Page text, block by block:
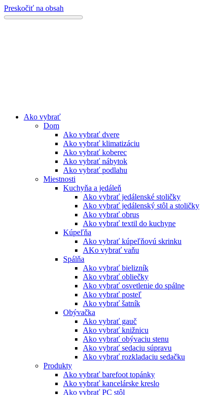
Preskočiť na obsah
Ako vybrať
Dom
Ako vybrať dvere
Ako vybrať klimatizáciu
Ako vybrať koberec
Ako vybrať nábytok
Ako vybrať podlahu
Miestnosti
Kuchyňa a jedáleň
Ako vybrať jedálenské stoličky
Ako vybrať jedálenský stôl a stoličky
Ako vybrať obrus
Ako vybrať textil do kuchyne
Kúpeľňa
Ako vybrať kúpeľňovú skrinku
AKo vybrať vaňu
Spálňa
Ako vybrať bielizník
Ako vybrať obliečky
Ako vybrať osvetlenie do spálne
Ako vybrať posteľ
Ako vybrať šatník
Obývačka
Ako vybrať gauč
Ako vybrať knižnicu
Ako vybrať obývaciu stenu
Ako vybrať sedaciu súpravu
Ako vybrať rozkladaciu sedačku
Produkty
Ako vybrať barefoot topánky
Ako vybrať kancelárske kreslo
Ako vybrať PC stôl